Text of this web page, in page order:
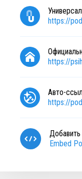
https://
https://
Авто-
https://
Добавить
Embed